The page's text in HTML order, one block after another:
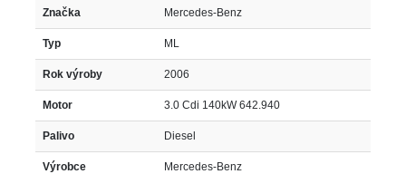
Značka Mercedes-Benz
Typ ML
Rok výroby 2006
Motor 3.0 Cdi 140kW 642.940
Palivo Diesel
Výrobce Mercedes-Benz